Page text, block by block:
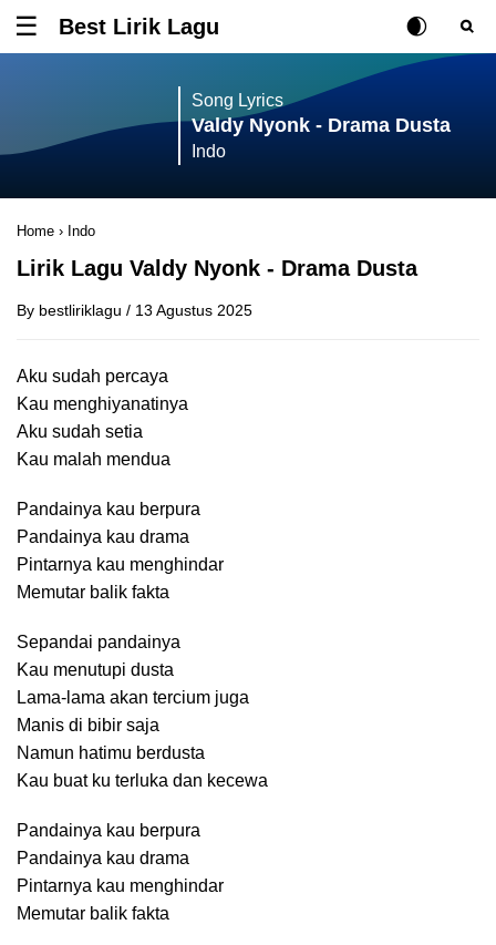
Tombol untuk membuka atau menutup menu
Best Lirik Lagu Rubah Posisi
Tombol
Song Lyrics
Valdy Nyonk - Drama Dusta
Indo
Home › Indo
Lirik Lagu Valdy Nyonk - Drama Dusta
By bestliriklagu / 13 Agustus 2025
Aku sudah percaya
Kau menghiyanatinya
Aku sudah setia
Kau malah mendua
Pandainya kau berpura
Pandainya kau drama
Pintarnya kau menghindar
Memutar balik fakta
Sepandai pandainya
Kau menutupi dusta
Lama-lama akan tercium juga
Manis di bibir saja
Namun hatimu berdusta
Kau buat ku terluka dan kecewa
Pandainya kau berpura
Pandainya kau drama
Pintarnya kau menghindar
Memutar balik fakta